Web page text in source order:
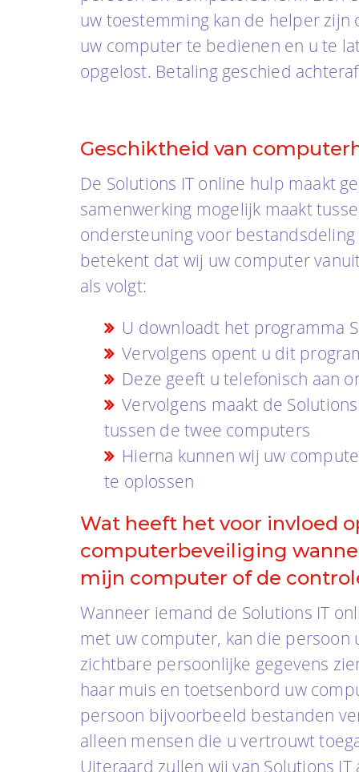
uw toestemming kan de helper
uw computer te bedienen en u te
opgelost. Betaling geschied
Geschiktheid van
De Solutions IT online hulp maakt
samenwerking mogelijk maakt
ondersteuning voor
betekent dat wij uw computer
als volgt:
U downloadt het programma
Vervolgens opent u dit
Deze geeft u telefonisch aan
Vervolgens maakt de
tussen de twee computers
Hierna kunnen wij uw
te oplossen
Wat heeft het voor invloed
computerbeveiliging
mijn computer of de
Wanneer iemand de Solutions IT
met uw computer, kan die
zichtbare persoonlijke gegevens
haar muis en toetsenbord uw
persoon bijvoorbeeld bestanden
alleen mensen die u vertrouwt
Uiteraard zullen wij van Solutions